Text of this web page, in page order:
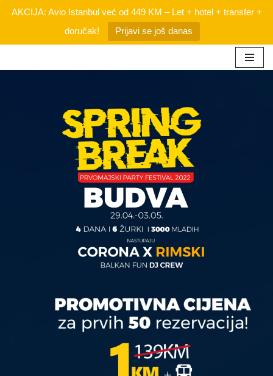
AKCIJA: Avio Istanbul već od 449 KM – Let + hotel + transfer +
doručak!
Prijavi se još danas